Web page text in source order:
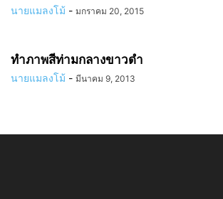
นายแมลงโม้ - มกราคม 20, 2015
ทำภาพสีท่ามกลางขาวดำ
นายแมลงโม้ - มีนาคม 9, 2013